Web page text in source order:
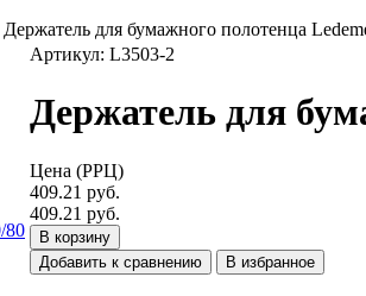
Держатель для бумажного полотенца
Артикул: L3503-2
Держатель для
Цена (РРЦ)
409.21 руб.
409.21 руб.
В корзину
Добавить к сравнению
В избранное